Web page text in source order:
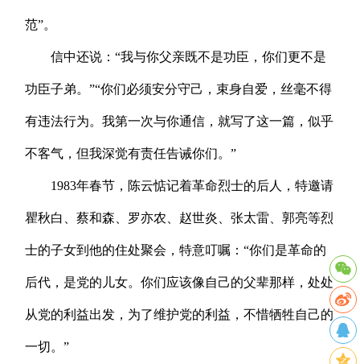
范”。
信中还说：“我与你父亲既不是功臣，你们更不是
功臣子弟。”“你们必须安分守己，束身自爱，丝毫不得
有违法行为。我第一次与你通信，就写了这一篇，似乎
不客气，但我深觉有责任告诫你们。”
1983年春节，陈云惦记着革命烈士的后人，特邀请
瞿秋白、蔡和森、罗亦农、赵世炎、张太雷、郭亮等烈
士的子女到他的住处聚会，特意叮嘱：“你们是革命的
后代，是党的儿女。你们应该像自己的父辈那样，处处
从党的利益出发，为了维护党的利益，不惜牺牲自己的
一切。”